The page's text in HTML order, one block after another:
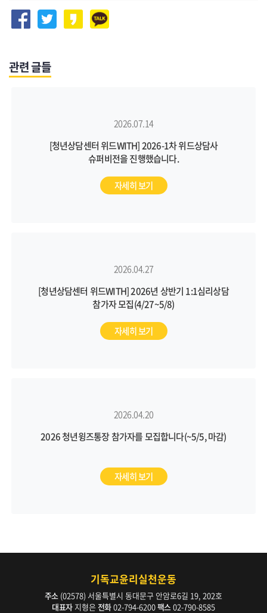
관련 글들
2026.07.14
[청년상담센터 위드WITH] 2026-1차 위드상담사
슈퍼비전을 진행했습니다.
자세히 보기
2026.04.27
[청년상담센터 위드WITH] 2026년 상반기 1:1심리상담
참가자 모집(4/27~5/8)
자세히 보기
2026.04.20
2026 청년윙즈통장 참가자를 모집합니다(~5/5, 마감)
자세히 보기
기독교윤리실천운동
주소 (02578) 서울특별시 동대문구 안암로6길 19, 202호
대표자지형은 전화02-794-6200팩스 02-790-8585